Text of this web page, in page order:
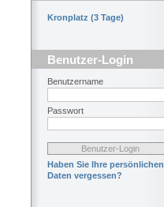
Kronplatz (3 Tage)
Benutzer-Login
Benutzername
Passwort
Haben Sie Ihre persönlichen
Daten vergessen?